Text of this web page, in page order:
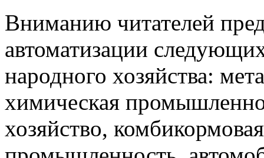
Вниманию читателей
автоматизации
народного хозяйства:
химическая
хозяйство,